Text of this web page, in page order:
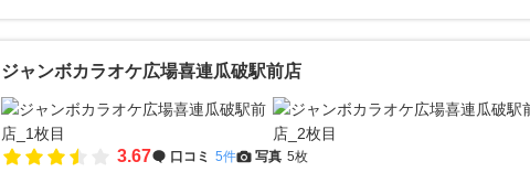
ジャンボカラオケ広場喜連瓜破駅前店
3.67 口コミ 5件 写真 5枚